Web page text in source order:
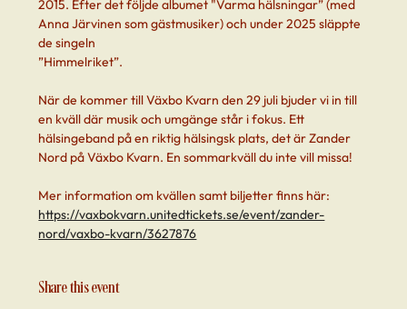
2015. Efter det följde albumet "Varma hälsningar” (med
Anna Järvinen som gästmusiker) och under 2025 släppte
de singeln
”Himmelriket”.
När de kommer till Växbo Kvarn den 29 juli bjuder vi in till
en kväll där musik och umgänge står i fokus. Ett
hälsingeband på en riktig hälsingsk plats, det är Zander
Nord på Växbo Kvarn. En sommarkväll du inte vill missa!
Mer information om kvällen samt biljetter finns här:
https://vaxbokvarn.unitedtickets.se/event/zander-
nord/vaxbo-kvarn/3627876
Share this event